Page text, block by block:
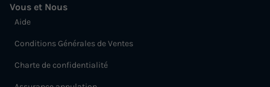
Vous et Nous
Aide
Conditions Générales de Ventes
Charte de confidentialité